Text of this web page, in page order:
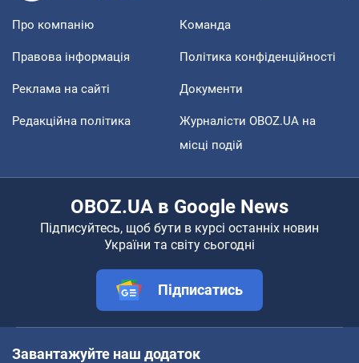
Про компанію Команда
Правова інформація Політика конфіденційності
Реклама на сайті Документи
Редакційна політика
Журналісти OBOZ.UA на
місці подій
OBOZ.UA в Google News
Підписуйтесь, щоб бути в курсі останніх новин
України та світу сьогодні
Підписатись
Завантажуйте наш додаток